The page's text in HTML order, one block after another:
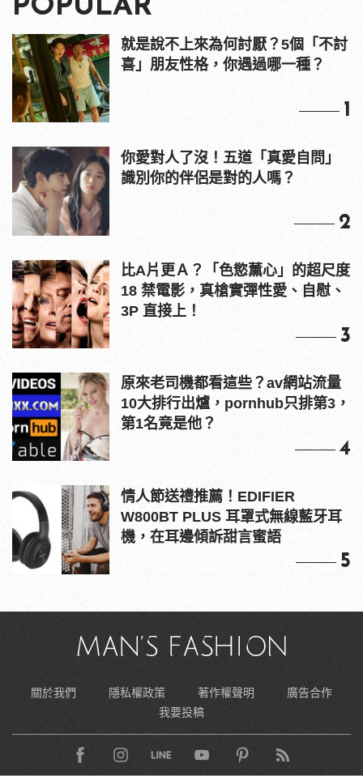
POPULAR
就是說不上來為何討厭？5個「不討
喜」朋友性格，你遇過哪一種？
1
你愛對人了沒！五道「真愛自問」
識別你的伴侶是對的人嗎？
2
比A片更Ａ？「色慾薰心」的超尺度
18 禁電影，真槍實彈性愛、自慰、
3P 直接上！
3
原來老司機都看這些？av網站流量
10大排行出爐，pornhub只排第3，
第1名竟是他？
4
情人節送禮推薦！EDIFIER
W800BT PLUS 耳罩式無線藍牙耳
機，在耳邊傾訴甜言蜜語
5
關於我們 隱私權政策 著作權聲明
廣告合作
我要投稿